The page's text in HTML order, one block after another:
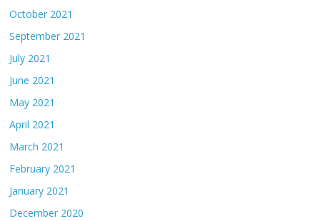
October 2021
September 2021
July 2021
June 2021
May 2021
April 2021
March 2021
February 2021
January 2021
December 2020